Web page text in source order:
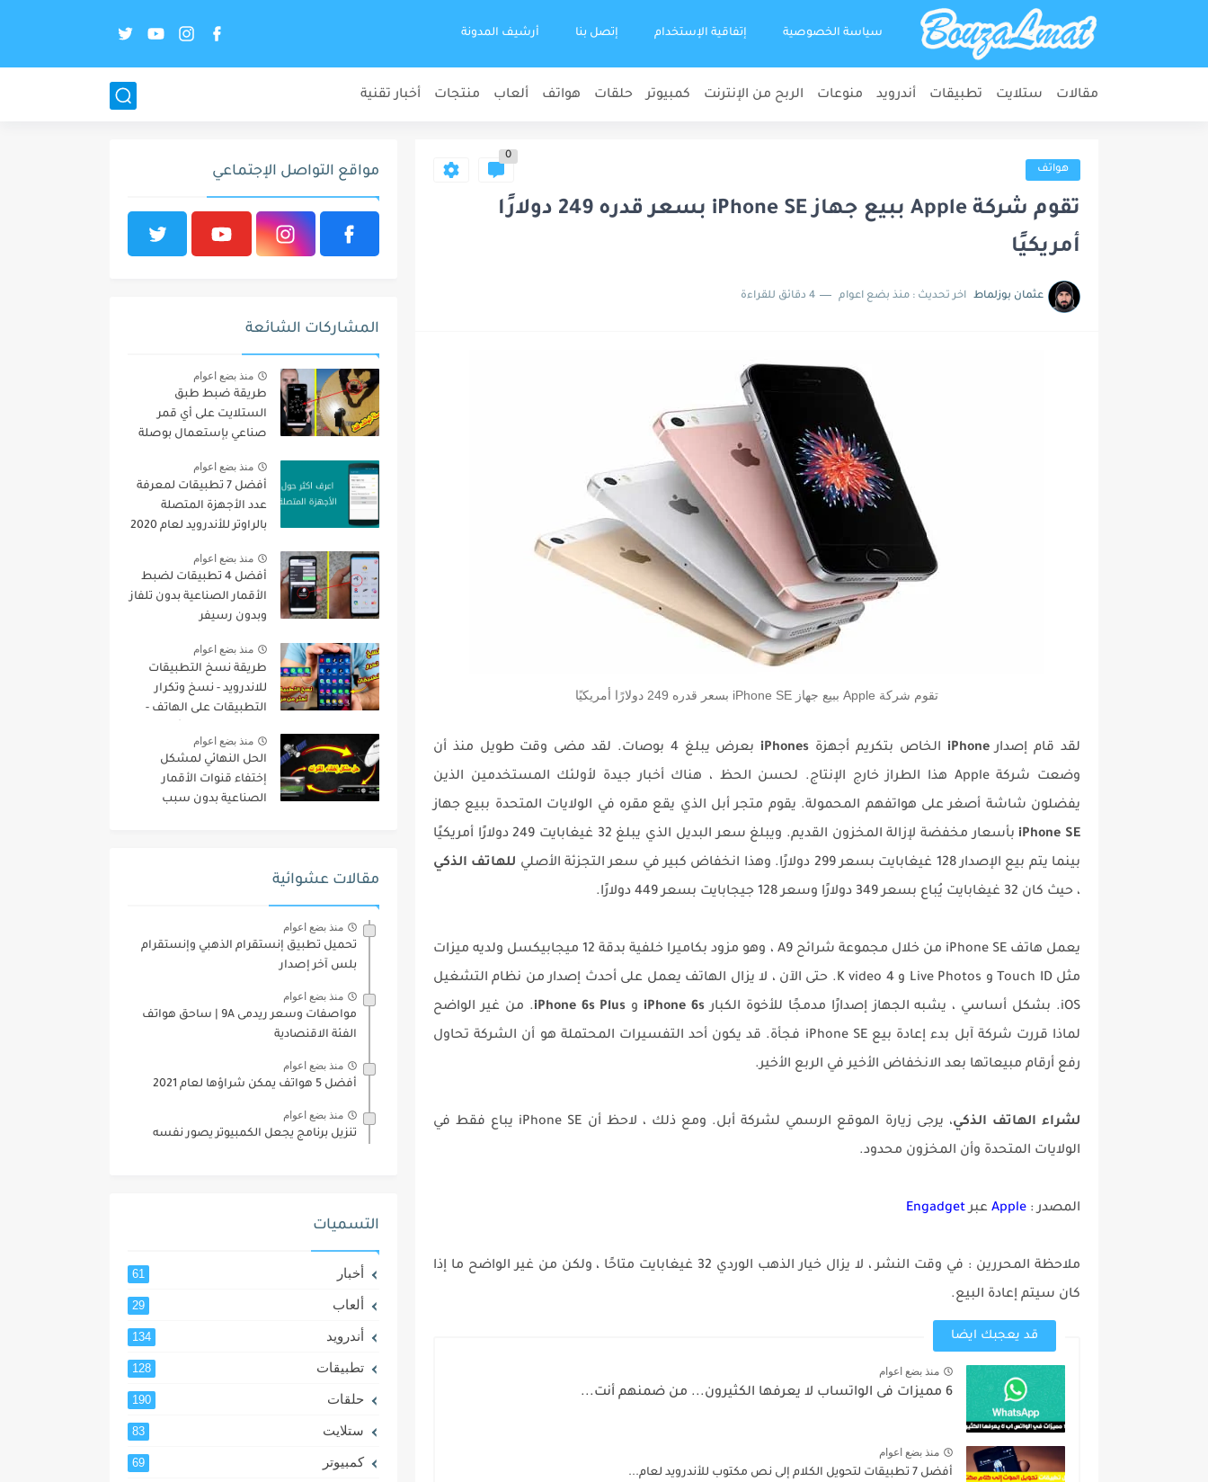
سياسة الخصوصية إتفاقية الإستخدام إتصل بنا أرشيف المدونة
مقالات ستلايت تطبيقات أندرويد منوعات الربح من الإنترنت كمبيوتر حلقات هواتف ألعاب منتجات أخبار تقنية
هواتف
0
تقوم شركة Apple ببيع جهاز iPhone SE بسعر قدره 249 دولارًا
أمريكيًا
عثمان بوزلماط اخر تحديث : منذ بضع اعوام 4 دقائق للقراءة
تقوم شركة Apple ببيع جهاز iPhone SE بسعر قدره 249 دولارًا أمريكيًا
لقد قام إصدارiPhone الخاص بتكريم أجهزة iPhones
بعرض يبلغ 4 بوصات. لقد مضى وقت طويل منذ أن
وضعت شركة Apple هذا الطراز خارج الإنتاج. لحسن الحظ ، هناك أخبار جيدة لأولئك المستخدمين الذين
يفضلون شاشة أصغر على هواتفهم المحمولة. يقوم متجر أبل الذي يقع مقره في الولايات المتحدة ببيع جهاز
iPhone SE
بأسعار مخفضة لإزالة المخزون القديم. ويبلغ سعر البديل الذي يبلغ 32 غيغابايت 249 دولارًا أمريكيًا
بينما يتم بيع الإصدار 128 غيغابايت بسعر 299 دولارًا. وهذا انخفاض كبير في سعر التجزئة الأصلي
للهاتف الذكي
، حيث كان 32 غيغابايت يُباع بسعر 349 دولارًا وسعر 128 جيجابايت بسعر 449 دولارًا.
يعمل هاتف iPhone SE من خلال مجموعة شرائح A9 ، وهو مزود بكاميرا خلفية بدقة 12 ميجابيكسل ولديه ميزات
مثل Touch ID و Live Photos و 4 K video. حتى الآن ، لا يزال الهاتف يعمل على أحدث إصدار من نظام التشغيل
iOS. بشكل أساسي ، يشبه الجهاز إصدارًا مدمجًا للأخوة الكبار
iPhone 6s و iPhone 6s Plus. من غير الواضح
لماذا قررت شركة آبل بدء إعادة بيع iPhone SE فجأة. قد يكون أحد التفسيرات المحتملة هو أن الشركة تحاول
رفع أرقام مبيعاتها بعد الانخفاض الأخير في الربع الأخير.
لشراء الهاتف الذكي
، يرجى زيارة الموقع الرسمي لشركة أبل. ومع ذلك ، لاحظ أن iPhone SE يباع فقط في
الولايات المتحدة وأن المخزون محدود.
المصدر : Apple عبرEngadget
ملاحظة المحررين : في وقت النشر ، لا يزال خيار الذهب الوردي 32 غيغابايت متاحًا ، ولكن من غير الواضح ما إذا
كان سيتم إعادة البيع.
قد يعجبك ايضا
منذ بضع اعوام
6 مميزات فى الواتساب لا يعرفها الكثيرون... من ضمنهم أنت...
منذ بضع اعوام
أفضل 7 تطبيقات لتحويل الكلام إلى نص مكتوب للأندرويد لعام...
مواقع التواصل الإجتماعي
المشاركات الشائعة
منذ بضع اعوام
طريقة ضبط طبق
الستلايت على أي قمر
صناعي بإستعمال بوصلة
القنوات
منذ بضع اعوام
أفضل 7 تطبيقات لمعرفة
عدد الأجهزة المتصلة
بالراوتر للأندرويد لعام 2020
منذ بضع اعوام
أفضل 4 تطبيقات لضبط
الأقمار الصناعية بدون تلفاز
وبدون رسيفر
منذ بضع اعوام
طريقة نسخ التطبيقات
للاندرويد - نسخ وتكرار
التطبيقات على الهاتف -
مرة
منذ بضع اعوام
الحل النهائي لمشكل
إختفاء قنوات الأقمار
الصناعية بدون سبب
مقالات عشوائية
منذ بضع اعوام
تحميل تطبيق إنستقرام الذهبي وإنستقرام
بلس آخر إصدار
منذ بضع اعوام
مواصفات وسعر ريدمى 9A | ساحق هواتف
الفئة الاقنصادية
منذ بضع اعوام
أفضل 5 هواتف يمكن شراؤها لعام 2021
منذ بضع اعوام
تنزيل برنامج يجعل الكمبيوتر يصور نفسه
التسميات
أخبار 61
ألعاب 29
أندرويد 134
تطبيقات 128
حلقات 190
ستلايت 83
كمبيوتر 69